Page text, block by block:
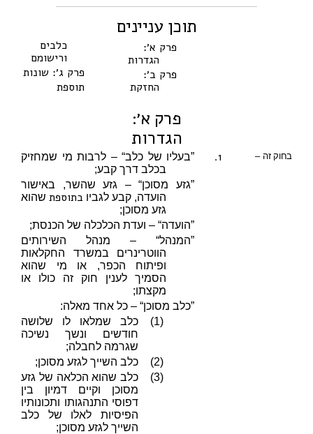
תוכן עניינים
פרק א׳:
הגדרות
פרק ב׳:
החזקת
כלבים
ורישומם
פרק ג׳: שונות
תוספת
פרק א׳:
הגדרות
1. בחוק זה –
”בעליו של כלב“ – לרבות מי שמחזיק
בכלב דרך קבע;
”גזע מסוכן“ – גזע שהשר, באישור
הועדה, קבע לגביו בתוספת שהוא
גזע מסוכן;
”הועדה“ – ועדת הכלכלה של הכנסת;
”המנהל“ – מנהל השירותים
הווטרינרים במשרד החקלאות
ופיתוח הכפר, או מי שהוא
הסמיך לענין חוק זה כולו או
מקצתו;
”כלב מסוכן“ – כל אחד מאלה:
(1)
כלב שמלאו לו שלושה
חודשים ונשך נשיכה
שגרמה לחבלה;
(2)
כלב השייך לגזע מסוכן;
(3)
כלב שהוא הכלאה של גזע
מסוכן וקיים דמיון בין
דפוסי התנהגותו ותכונותיו
הפיסיות לאלו של כלב
השייך לגזע מסוכן;